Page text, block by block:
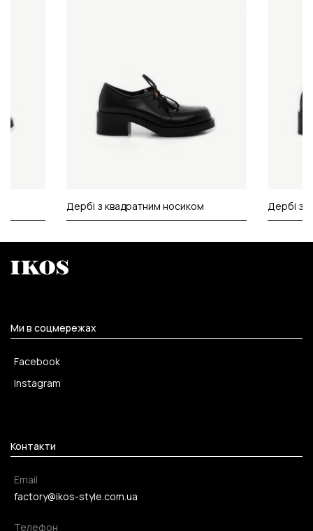
Дербі з квадратним носиком Дербі з
Ми в соцмережах
Facebook
Instagram
Контакти
Email
factory@ikos-style.com.ua
Телефон